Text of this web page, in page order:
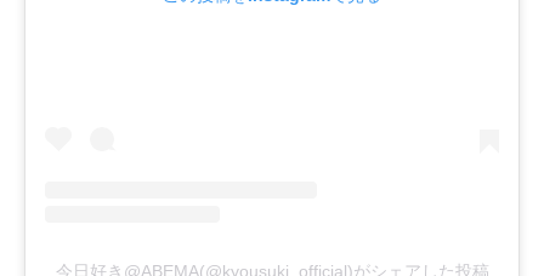
今日好き@ABEMA(@kyousuki_official)がシェアした投稿